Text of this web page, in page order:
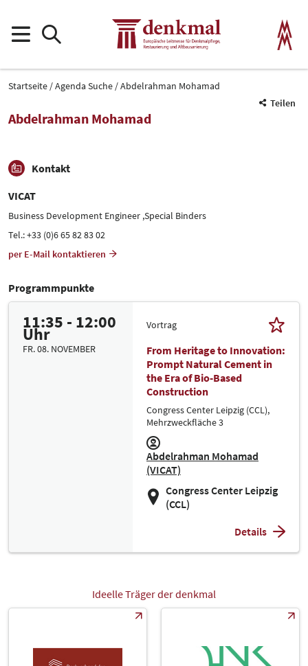
Startseite Agenda Suche
Abdelrahman Mohamad
Teilen
Abdelrahman Mohamad
Kontakt
VICAT
Business Development Engineer ,Special Binders
Tel.: +33 (0)6 65 82 83 02
per E-Mail kontaktieren
Programmpunkte
11:35 - 12:00
Uhr
FR. 08. NOVEMBER
Vortrag
From Heritage to Innovation:
Prompt Natural Cement in
the Era of Bio-Based
Construction
Congress Center Leipzig (CCL),
Mehrzweckfläche 3
Abdelrahman Mohamad
(VICAT)
Congress Center Leipzig
(CCL)
Details
Ideelle Träger der denkmal